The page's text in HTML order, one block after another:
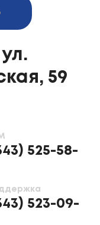
59
525-58-
523-09-